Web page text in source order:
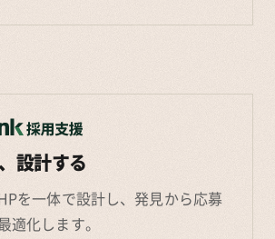
設計する
を一体で設計し、発見から応募
適化します。